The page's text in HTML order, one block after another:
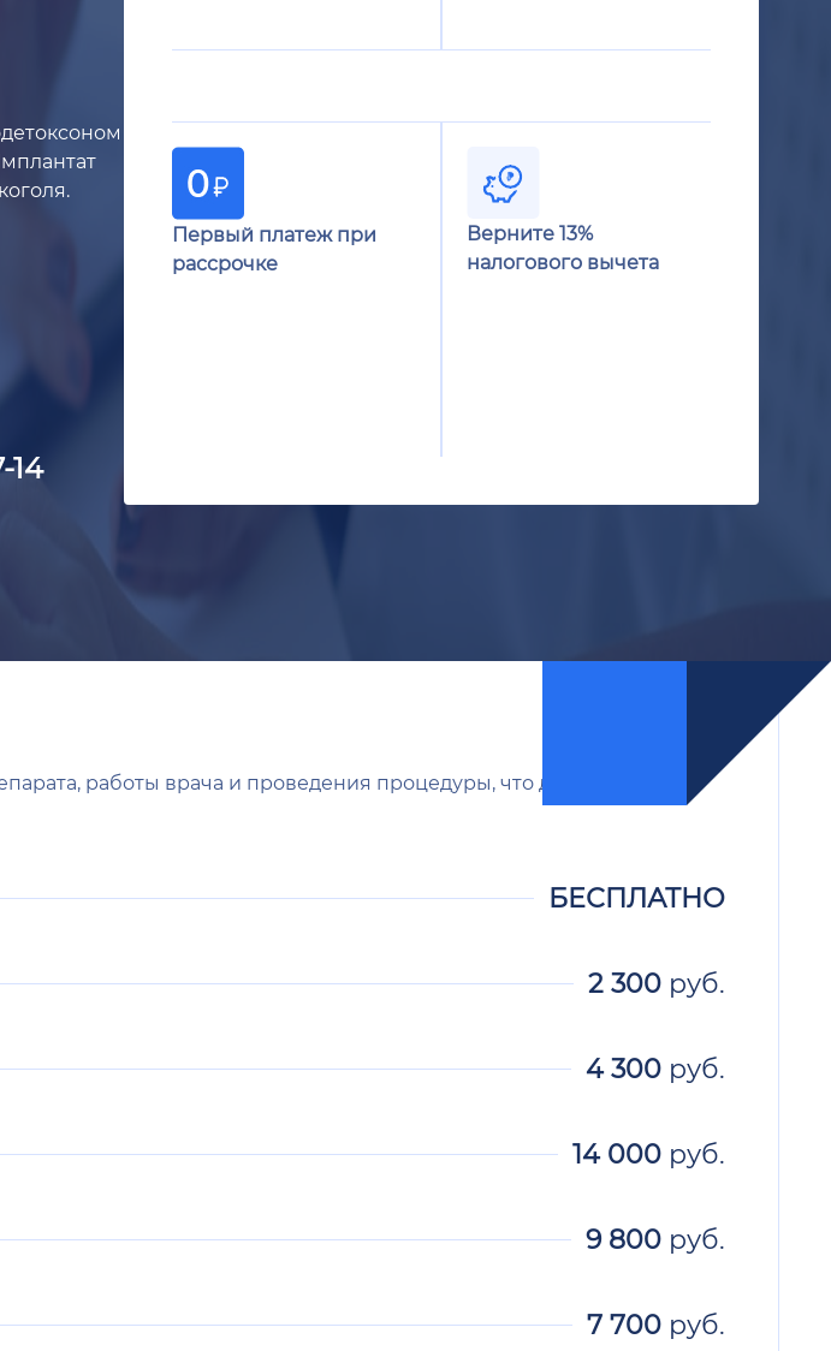
14
Первый платеж при
рассрочке
Верните 13%
налогового вычета
работы врача и проведения процедуры, что делает лечение
БЕСПЛАТНО
2 300 руб.
4 300 руб.
14 000 руб.
9 800 руб.
7 700 руб.